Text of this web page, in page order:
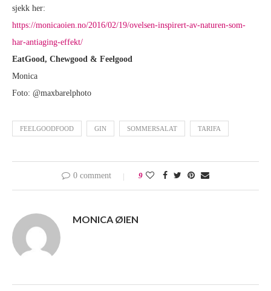
sjekk her:
https://monicaoien.no/2016/02/19/ovelsen-inspirert-av-naturen-som-
har-antiaging-effekt/
EatGood, Chewgood & Feelgood
Monica
Foto: @maxbarelphoto
FEELGOODFOOD GIN SOMMERSALAT TARIFA
0 comment 9
MONICA ØIEN